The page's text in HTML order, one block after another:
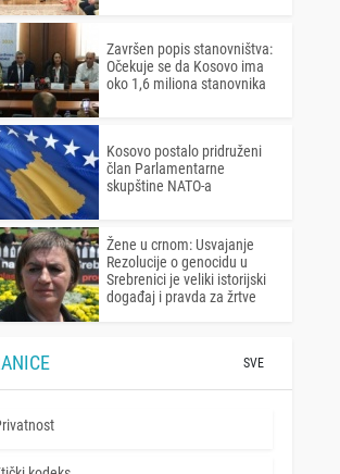
Završen popis stanovništva:
Očekuje se da Kosovo ima
oko 1,6 miliona stanovnika
Kosovo postalo pridruženi
član Parlamentarne
skupštine NATO-a
Žene u crnom: Usvajanje
Rezolucije o genocidu u
Srebrenici je veliki istorijski
događaj i pravda za žrtve
SVE